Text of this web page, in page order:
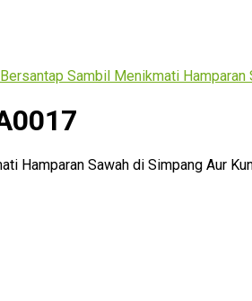
Bersantap Sambil Menikmati